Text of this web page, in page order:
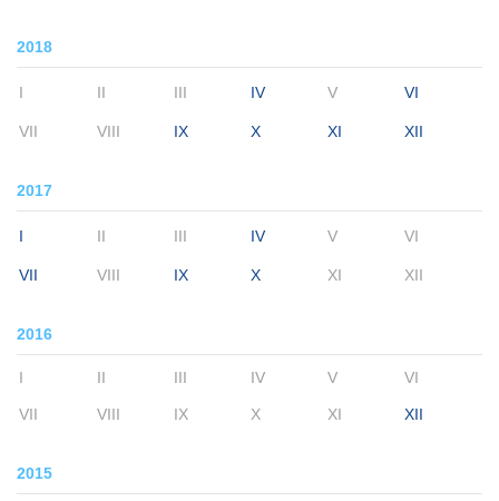
2018
I II III IV V VI
VII VIII IX X XI XII
2017
I II III IV V VI
VII VIII IX X XI XII
2016
I II III IV V VI
VII VIII IX X XI XII
2015